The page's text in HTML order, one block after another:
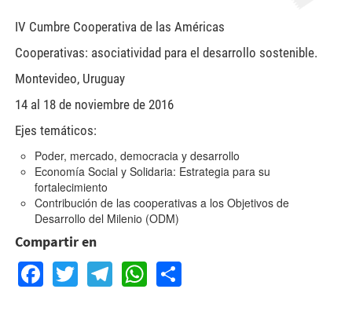
IV Cumbre Cooperativa de las Américas
Cooperativas: asociatividad para el desarrollo sostenible.
Montevideo, Uruguay
14 al 18 de noviembre de 2016
Ejes temáticos:
Poder, mercado, democracia y desarrollo
Economía Social y Solidaria: Estrategia para su
fortalecimiento
Contribución de las cooperativas a los Objetivos de
Desarrollo del Milenio (ODM)
Compartir en
Facebook
TwitterTelegram
WhatsApp
Share